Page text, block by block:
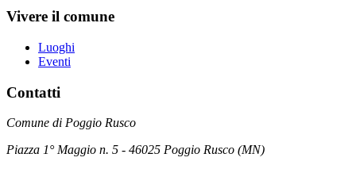
Vivere il comune
Luoghi
Eventi
Contatti
Comune di Poggio Rusco
Piazza 1° Maggio n. 5 - 46025 Poggio Rusco (MN)